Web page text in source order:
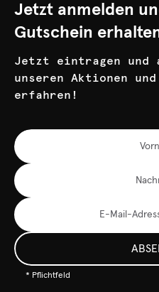
Jetzt anmelden
Gutschein
Jetzt eintragen und
unseren Aktionen
erfahren!
* Pflichtfeld